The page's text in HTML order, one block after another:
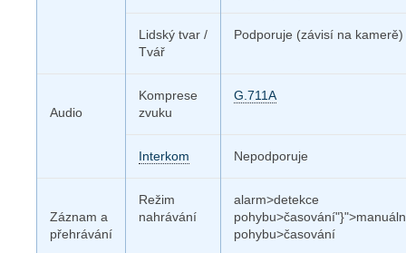
Lidský tvar /
Tvář
Podporuje (závisí na kamerě)
Audio
Komprese
zvuku
G.711A
Interkom Nepodporuje
Záznam a
přehrávání
Režim
nahrávání
alarm>detekce
pohybu>časování